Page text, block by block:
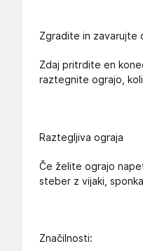
Zgradite in zavarujte
Zdaj pritrdite en
raztegnite ograjo,
Raztegljiva ograja
Če želite ograjo
steber z vijaki,
Značilnosti: